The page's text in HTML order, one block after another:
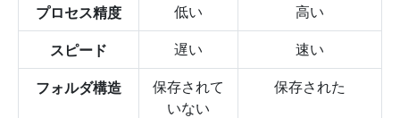
プロセス精度 低い 高い
スピード 遅い 速い
フォルダ構造
保存されて
いない
保存された